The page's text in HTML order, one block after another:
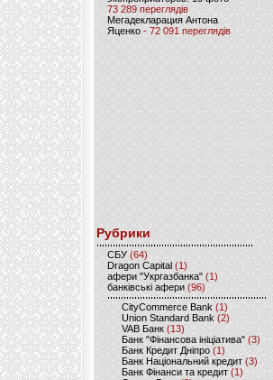
73 289 переглядів
Мегадекларация Антона
Яценко - 72 091 переглядів
Рубрики
CБУ (64)
Dragon Capital (1)
афери "Укргазбанка" (1)
банківські афери (96)
CityCommerce Bank (1)
Union Standard Bank (2)
VAB Банк (13)
Банк "Фінансова ініціатива" (3)
Банк Кредит Дніпро (1)
Банк Національний кредит (3)
Банк Фінанси та кредит (1)